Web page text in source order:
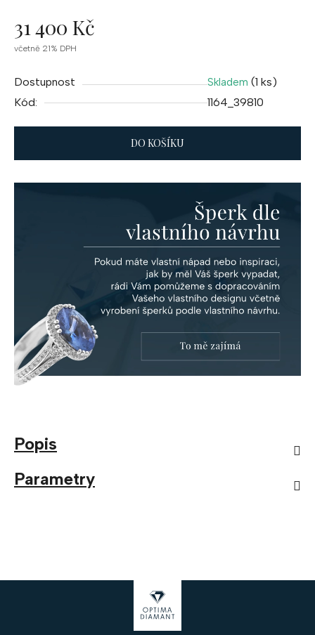
31 400 Kč
Měrná
včetně 21% DPH
Dostupnost Skladem (1 ks)
Kód:
1164_39810
DO KOŠÍKU
Popis
Parametry